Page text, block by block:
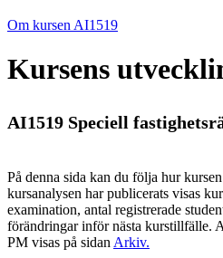
Om kursen AI1519
Kursens
AI1519 Speciell
På denna sida kan du följa hur
kursanalysen har publicerats visas
examination, antal registrerade
förändringar inför nästa kurstillfälle.
PM visas på sidan Arkiv.